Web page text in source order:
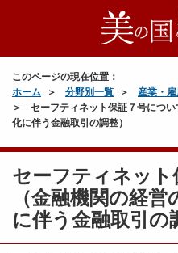
このページの現在位置：
ホーム
分野別一覧 産業・雇
セーフティネット保証７号につ
化に伴う金融取引の調整）
セーフティネット
（金融機関の経
に伴う金融取引の